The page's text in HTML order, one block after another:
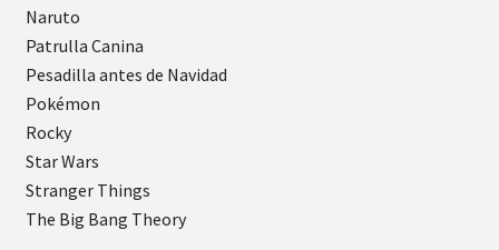
Naruto
Patrulla Canina
Pesadilla antes de Navidad
Pokémon
Rocky
Star Wars
Stranger Things
The Big Bang Theory